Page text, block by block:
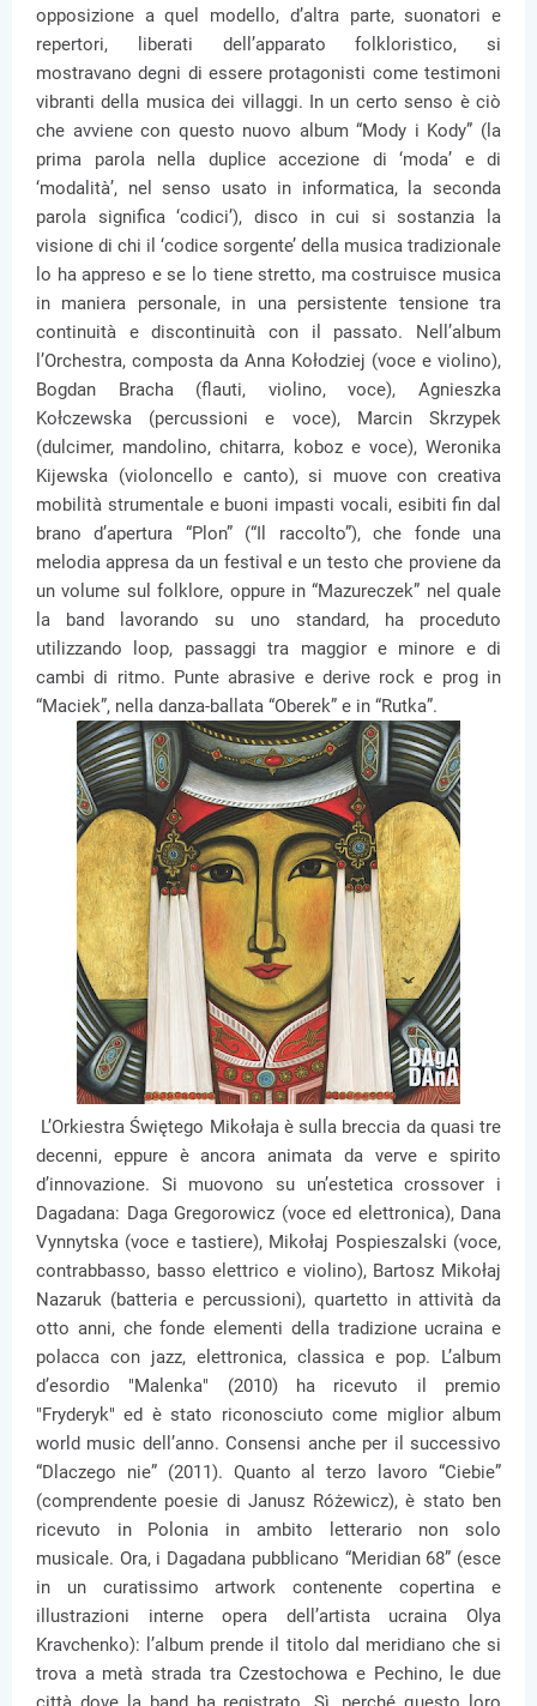
opposizione a quel modello, d’altra parte, suonatori e
repertori, liberati dell’apparato folkloristico, si
mostravano degni di essere protagonisti come testimoni
vibranti della musica dei villaggi. In un certo senso è ciò
che avviene con questo nuovo album “Mody i Kody” (la
prima parola nella duplice accezione di ‘moda’ e di
‘modalità’, nel senso usato in informatica, la seconda
parola significa ‘codici’), disco in cui si sostanzia la
visione di chi il ‘codice sorgente’ della musica tradizionale
lo ha appreso e se lo tiene stretto, ma costruisce musica
in maniera personale, in una persistente tensione tra
continuità e discontinuità con il passato. Nell’album
l’Orchestra, composta da Anna Kołodziej (voce e violino),
Bogdan Bracha (flauti, violino, voce), Agnieszka
Kołczewska (percussioni e voce), Marcin Skrzypek
(dulcimer, mandolino, chitarra, koboz e voce), Weronika
Kijewska (violoncello e canto), si muove con creativa
mobilità strumentale e buoni impasti vocali, esibiti fin dal
brano d’apertura “Plon” (“Il raccolto”), che fonde una
melodia appresa da un festival e un testo che proviene da
un volume sul folklore, oppure in “Mazureczek” nel quale
la band lavorando su uno standard, ha proceduto
utilizzando loop, passaggi tra maggior e minore e di
cambi di ritmo. Punte abrasive e derive rock e prog in
“Maciek”, nella danza-ballata “Oberek” e in “Rutka”.
L’Orkiestra Świętego Mikołaja è sulla breccia da quasi tre
decenni, eppure è ancora animata da verve e spirito
d’innovazione. Si muovono su un’estetica crossover i
Dagadana: Daga Gregorowicz (voce ed elettronica), Dana
Vynnytska (voce e tastiere), Mikołaj Pospieszalski (voce,
contrabbasso, basso elettrico e violino), Bartosz Mikołaj
Nazaruk (batteria e percussioni), quartetto in attività da
otto anni, che fonde elementi della tradizione ucraina e
polacca con jazz, elettronica, classica e pop. L’album
d’esordio "Malenka" (2010) ha ricevuto il premio
"Fryderyk" ed è stato riconosciuto come miglior album
world music dell’anno. Consensi anche per il successivo
“Dlaczego nie” (2011). Quanto al terzo lavoro “Ciebie”
(comprendente poesie di Janusz Różewicz), è stato ben
ricevuto in Polonia in ambito letterario non solo
musicale. Ora, i Dagadana pubblicano “Meridian 68” (esce
in un curatissimo artwork contenente copertina e
illustrazioni interne opera dell’artista ucraina Olya
Kravchenko): l’album prende il titolo dal meridiano che si
trova a metà strada tra Czestochowa e Pechino, le due